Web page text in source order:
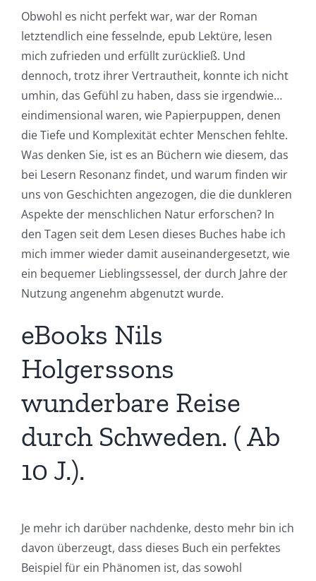
Obwohl es nicht perfekt war, war der Roman
letztendlich eine fesselnde, epub Lektüre, lesen
mich zufrieden und erfüllt zurückließ. Und
dennoch, trotz ihrer Vertrautheit, konnte ich nicht
umhin, das Gefühl zu haben, dass sie irgendwie…
eindimensional waren, wie Papierpuppen, denen
die Tiefe und Komplexität echter Menschen fehlte.
Was denken Sie, ist es an Büchern wie diesem, das
bei Lesern Resonanz findet, und warum finden wir
uns von Geschichten angezogen, die die dunkleren
Aspekte der menschlichen Natur erforschen? In
den Tagen seit dem Lesen dieses Buches habe ich
mich immer wieder damit auseinandergesetzt, wie
ein bequemer Lieblingssessel, der durch Jahre der
Nutzung angenehm abgenutzt wurde.
eBooks Nils
Holgerssons
wunderbare Reise
durch Schweden. ( Ab
10 J.).
Je mehr ich darüber nachdenke, desto mehr bin ich
davon überzeugt, dass dieses Buch ein perfektes
Beispiel für ein Phänomen ist, das sowohl